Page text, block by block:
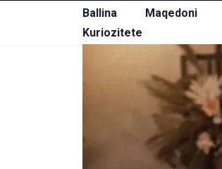
Ballina Maqedoni
Kuriozitete